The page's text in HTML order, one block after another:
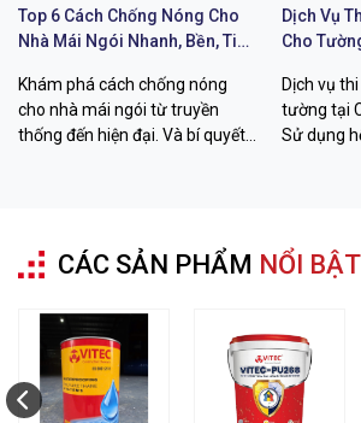
Top 6 Cách Chống Nóng Cho
Nhà Mái Ngói Nhanh, Bền, Tiết
Khám phá cách chống nóng
cho nhà mái ngói từ truyền
thống đến hiện đại. Và bí quyết
Dịch Vụ
Cho
Dịch vụ
tường tại
Sử dụng
CÁC SẢN PHẨM NỔI BẬT